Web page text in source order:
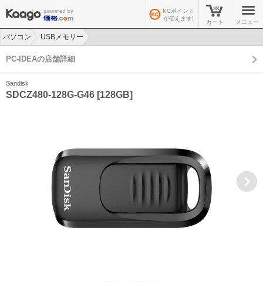
KCポイント
が使えます!
カート メニュー
パソコン
USBメモリー
PC-IDEAの店舗詳細
Sandisk
SDCZ480-128G-G46 [128GB]